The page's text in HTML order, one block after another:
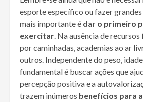
esporte específico ou fazer
mais importante é dar o primeiro
exercitar. Na ausência de
por caminhadas, academias ao ar
outros. Independente do peso,
fundamental é buscar ações que
percepção positiva e a
trazem inúmeros benefícios para